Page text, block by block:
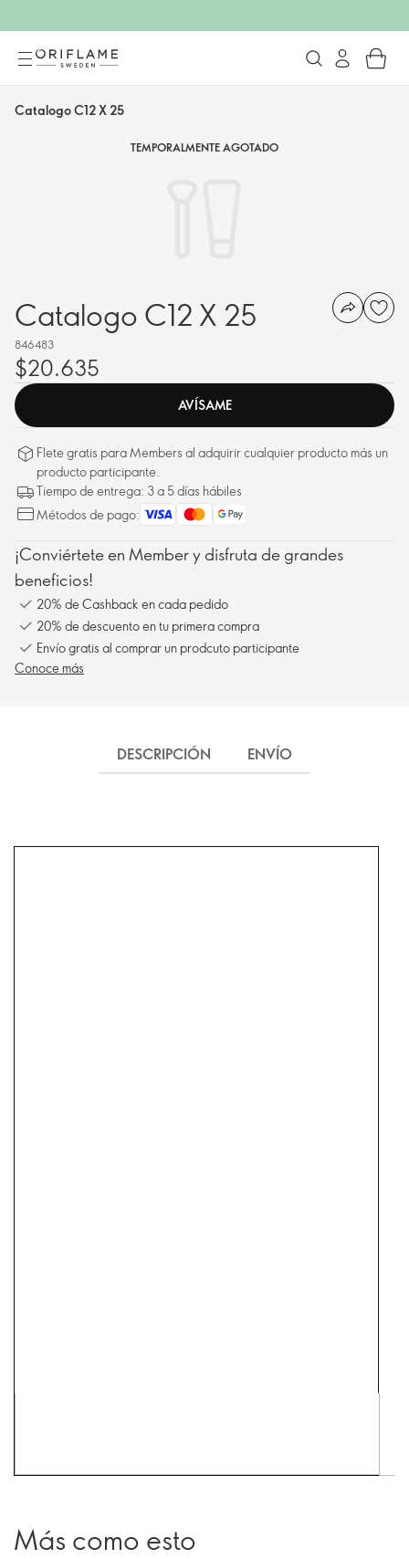
Catalogo C12 X 25
TEMPORALMENTE AGOTADO
Catalogo C12 X 25
846483
$20.635
AVÍSAME
Flete gratis para Members al adquirir cualquier producto más un
producto participante.
Tiempo de entrega: 3 a 5 días hábiles
Métodos de pago:
¡Conviértete en Member y disfruta de grandes
beneficios!
20% de Cashback en cada pedido
20% de descuento en tu primera compra
Envío gratis al comprar un prodcuto participante
Conoce más
DESCRIPCIÓN ENVÍO
Más como esto